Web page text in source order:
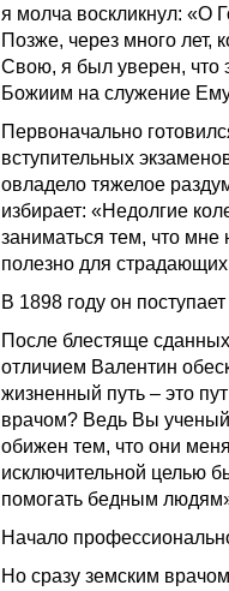
я молча воскликнул: «О
Позже, через много лет,
Свою, я был уверен, что
Божиим на служение
Первоначально
вступительных
овладело тяжелое
избирает: «Недолгие
заниматься тем, что мне
полезно для
В 1898 году он
После блестяще
отличием Валентин
жизненный путь – это
врачом? Ведь Вы
обижен тем, что они
исключительной целью
помогать бедным
Начало
Но сразу земским